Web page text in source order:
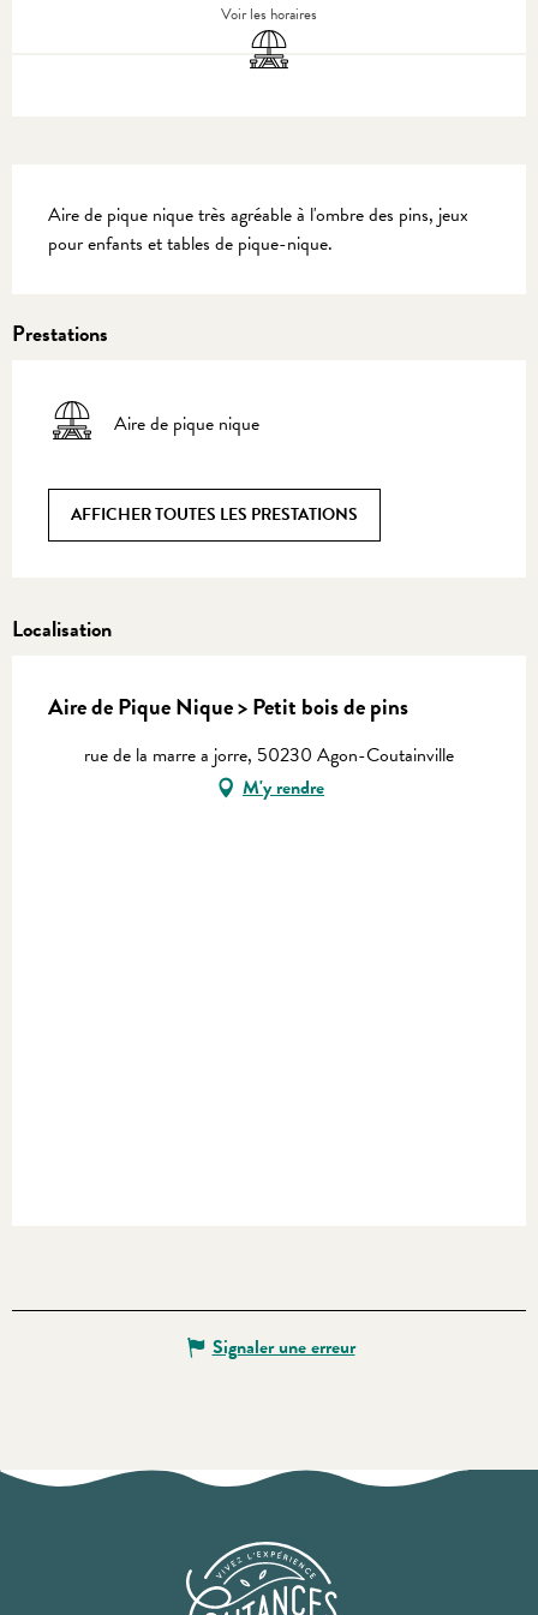
Voir les horaires
Aire de pique nique
Aire de pique nique très agréable à l'ombre des pins, jeux
pour enfants et tables de pique-nique.
Prestations
Aire de pique nique
AFFICHER TOUTES LES PRESTATIONS
Localisation
Aire de Pique Nique > Petit bois de pins
rue de la marre a jorre, 50230 Agon-Coutainville
M'y rendre
Signaler une erreur